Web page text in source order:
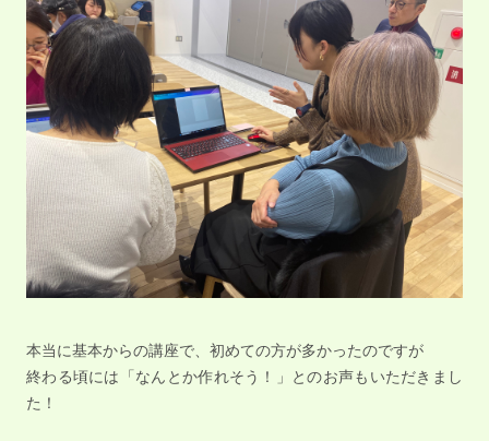
本当に基本からの講座で、初めての方が多かったのですが
終わる頃には「なんとか作れそう！」とのお声もいただきまし
た！